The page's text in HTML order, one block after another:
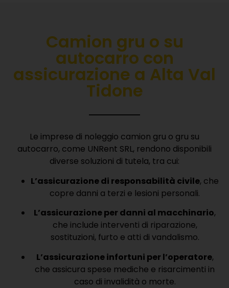
Camion gru o su
autocarro con
assicurazione a Alta Val
Tidone
Le imprese di noleggio camion gru o gru su
autocarro, come UNRent SRL, rendono disponibili
diverse soluzioni di tutela, tra cui:
L’assicurazione di responsabilità civile, che
copre danni a terzi e lesioni personali.
L’assicurazione per danni al macchinario,
che include interventi di riparazione,
sostituzioni, furto e atti di vandalismo.
L’assicurazione infortuni per l’operatore,
che assicura spese mediche e risarcimenti in
caso di invalidità o morte.